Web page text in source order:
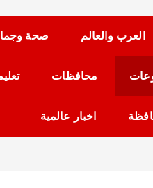
العرب والعالم صحة
محافظات
اخبار عالمية